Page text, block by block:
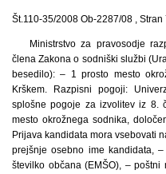
Št.110-35/2008 Ob-2287/08 , Stran
Ministrstvo za pravosodje
člena Zakona o sodniški službi
besedilo): – 1 prosto mesto
Krškem. Razpisni pogoji:
splošne pogoje za izvolitev iz 8.
mesto okrožnega sodnika,
Prijava kandidata mora vsebovati
prejšnje osebno ime kandidata,
številko občana (EMŠO), –